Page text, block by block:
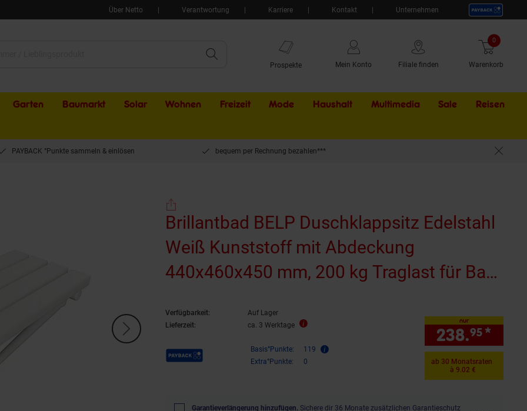
Über Netto Verantwortung Karriere Kontakt Unternehmen
Prospekte Mein Konto Filiale finden Warenkorb
0 Artikel
Garten Baumarkt Solar Wohnen Freizeit Mode Haushalt Multimedia Sale Externer
Reisen
PAYBACK °Punkte sammeln & einlösen bequem per Rechnung bezahlen***
Brillantbad BELP Duschklappsitz Edelstahl
Weiß Kunststoff mit Abdeckung
440x460x450 mm, 200 kg Traglast für Bad
Verfügbarkeit:
Auf Lager
Lieferzeit:
ca. 3 Werktage
Payback Punkte Basis°Punkte:
119
Extra°Punkte:
0
nur
238.95 *
ab 30 Monatsraten
à 9.02 €
Garantieverlängerung hinzufügen. Sichere dir 36 Monate zusätzlichen Garantieschutz